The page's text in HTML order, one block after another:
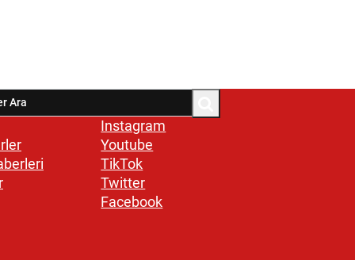
Instagram
Youtube
TikTok
Twitter
Facebook